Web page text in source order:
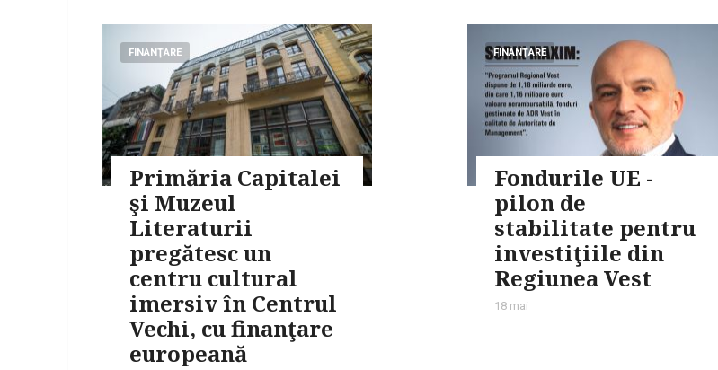
FINANŢARE
Primăria Capitalei
şi Muzeul
Literaturii
pregătesc un
centru cultural
imersiv în Centrul
Vechi, cu finanţare
europeană
FINANŢARE
Fondurile UE -
pilon de
stabilitate pentru
investiţiile din
Regiunea Vest
18 mai